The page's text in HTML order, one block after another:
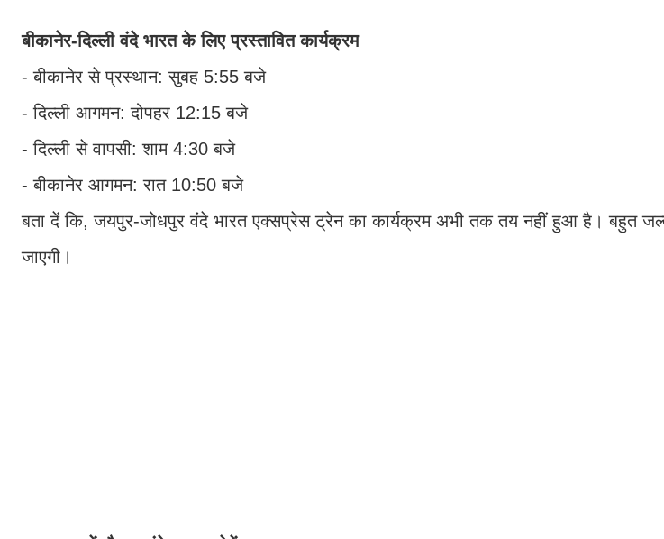
बीकानेर-दिल्ली वंदे भारत के लिए प्रस्तावित कार्यक्रम
- बीकानेर से प्रस्थान: सुबह 5:55 बजे
- दिल्ली आगमन: दोपहर 12:15 बजे
- दिल्ली से वापसी: शाम 4:30 बजे
- बीकानेर आगमन: रात 10:50 बजे
बता दें कि, जयपुर-जोधपुर वंदे भारत एक्सप्रेस ट्रेन का कार्यक्रम अभी तक तय नहीं हुआ है। बहुत
जाएगी।